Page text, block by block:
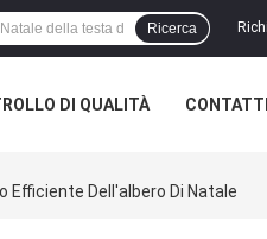
Ricerca
DI QUALITÀ
Efficiente Dell'albero Di Natale